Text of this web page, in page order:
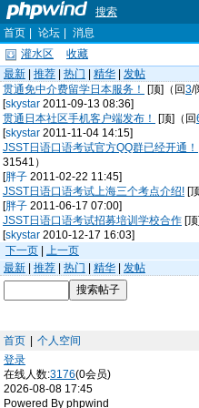
搜索
首页
论坛
消息
灌水区
收藏
最新
推荐 热门 精华
发帖
贯通免中介费留学日本服务！
[顶]（回3/
[skystar 2011-09-13 08:36]
贯通日本社区手机客户端发布！
[顶]（回
[skystar 2011-11-04 14:15]
JSST日语口语考试官方QQ群已经开通！
31541）
[胖子 2011-02-22 11:45]
JSST日语口语考试上海三个考点介绍! [
[胖子 2011-06-17 07:00]
JSST日语口语考试招募培训学校合作 [
[skystar 2010-12-17 16:03]
下一页
上一页
最新
推荐 热门 精华 发帖
首页
个人空间
登录
在线人数:3176(0会员)
2026-08-08 17:45
Powered By phpwind